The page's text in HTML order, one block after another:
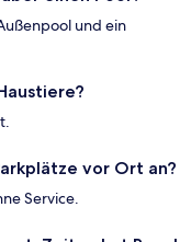
und ein
vor Ort an?
Service.